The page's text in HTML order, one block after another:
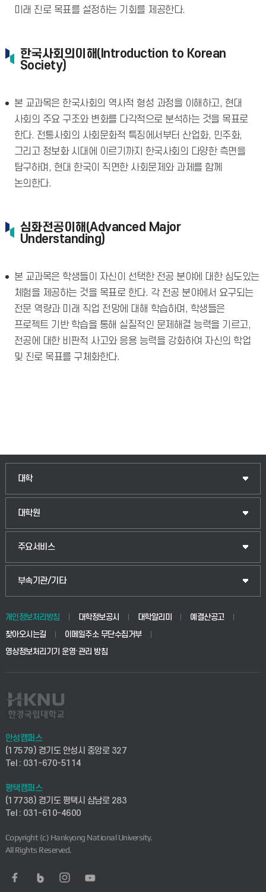
미래 진로 목표를 설정하는 기회를 제공한다.
한국사회의이해(Introduction to Korean
Society)
본 교과목은 한국사회의 역사적 형성 과정을 이해하고, 현대
사회의 주요 구조와 변화를 다각적으로 분석하는 것을 목표로
한다. 전통사회의 사회문화적 특징에서부터 산업화, 민주화,
그리고 정보화 시대에 이르기까지 한국사회의 다양한 측면을
탐구하며, 현대 한국이 직면한 사회문제와 과제를 함께
논의한다.
심화전공이해(Advanced Major
Understanding)
본 교과목은 학생들이 자신이 선택한 전공 분야에 대한 심도있는
체험을 제공하는 것을 목표로 한다. 각 전공 분야에서 요구되는
전문 역량과 미래 직업 전망에 대해 학습하며, 학생들은
프로젝트 기반 학습을 통해 실질적인 문제해결 능력을 기르고,
전공에 대한 비판적 사고와 응용 능력을 강화하여 자신의 학업
및 진로 목표를 구체화한다.
대학
인문융합공공인재학부
법경영학부
생명공학부
사회안전시스템공학부
컴퓨터응용수학부
ICT로봇기계공학부
전자전기공학부
디자인건축융합학부
AI융합학부
대학원
일반대학원
산업대학원
공공정책대학원
교육대학원
주요서비스
입학안내
웹메일
학사시스템(전문학사 및 전공심화)
사이버캠퍼스(전문학사 및 전공심화)
시설바로처리서비스
연구실안전관리시스템
산학연구관리시스템
찾아오시는길(평택)
통학버스안내(안성)
부속기관/기타
중앙도서관
학생생활관(안성)
산학협력단
취업지원센터
창업지원센터
현장실습지원센터
개인정보처리방침 대학정보공시 대학알리미
예결산공고
찾아오시는길
이메일주소 무단수집거부
영상정보처리기기 운영·관리 방침
안성캠퍼스
(17579) 경기도 안성시 중앙로 327
Tel : 031-670-5114
평택캠퍼스
(17738) 경기도 평택시 삼남로 283
Tel : 031-610-4600
Copyright (c) Hankyong National University.
All Rights Reserved.